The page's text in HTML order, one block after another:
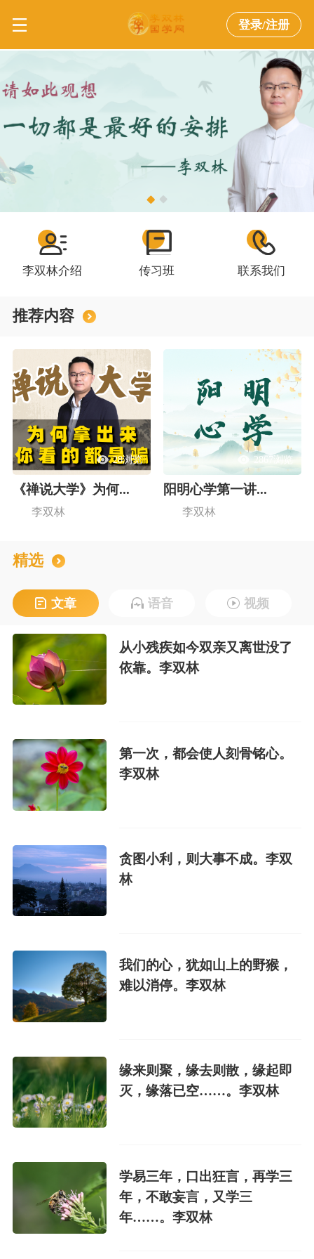
登录/注册
李双林介绍 传习班 联系我们
推荐内容
28浏览
《禅说大学》为何...
李双林
2867浏览
阳明心学第一讲...
李双林
精选
文章 语音 视频
从小残疾如今双亲又离世没了
依靠。李双林
第一次，都会使人刻骨铭心。
李双林
贪图小利，则大事不成。李双
林
我们的心，犹如山上的野猴，
难以消停。李双林
缘来则聚，缘去则散，缘起即
灭，缘落已空……。李双林
学易三年，口出狂言，再学三
年，不敢妄言，又学三
年……。李双林